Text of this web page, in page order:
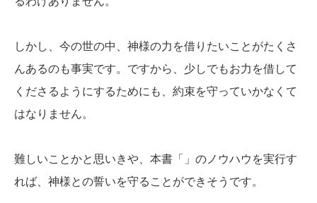
しかし、今の世の中、神様の力を借りたいことがたくさ
んあるのも事実です。ですから、少しでもお力を借して
くださるようにするためにも、約束を守っていかなくて
はなりません。
難しいことかと思いきや、本書「」のノウハウを実行す
れば、神様との誓いを守ることができそうです。